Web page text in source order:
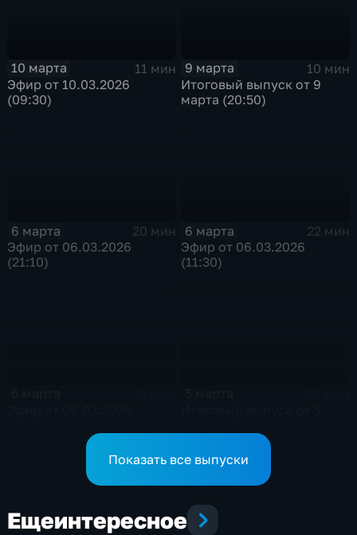
10 марта
11 мин
Эфир от 10.03.2026
(09:30)
9 марта
10 мин
Итоговый выпуск от 9
марта (20:50)
6 марта
20 мин
Эфир от 06.03.2026
(21:10)
6 марта
22 мин
Эфир от 06.03.2026
(11:30)
Показать все выпуски
Ещеинтересное